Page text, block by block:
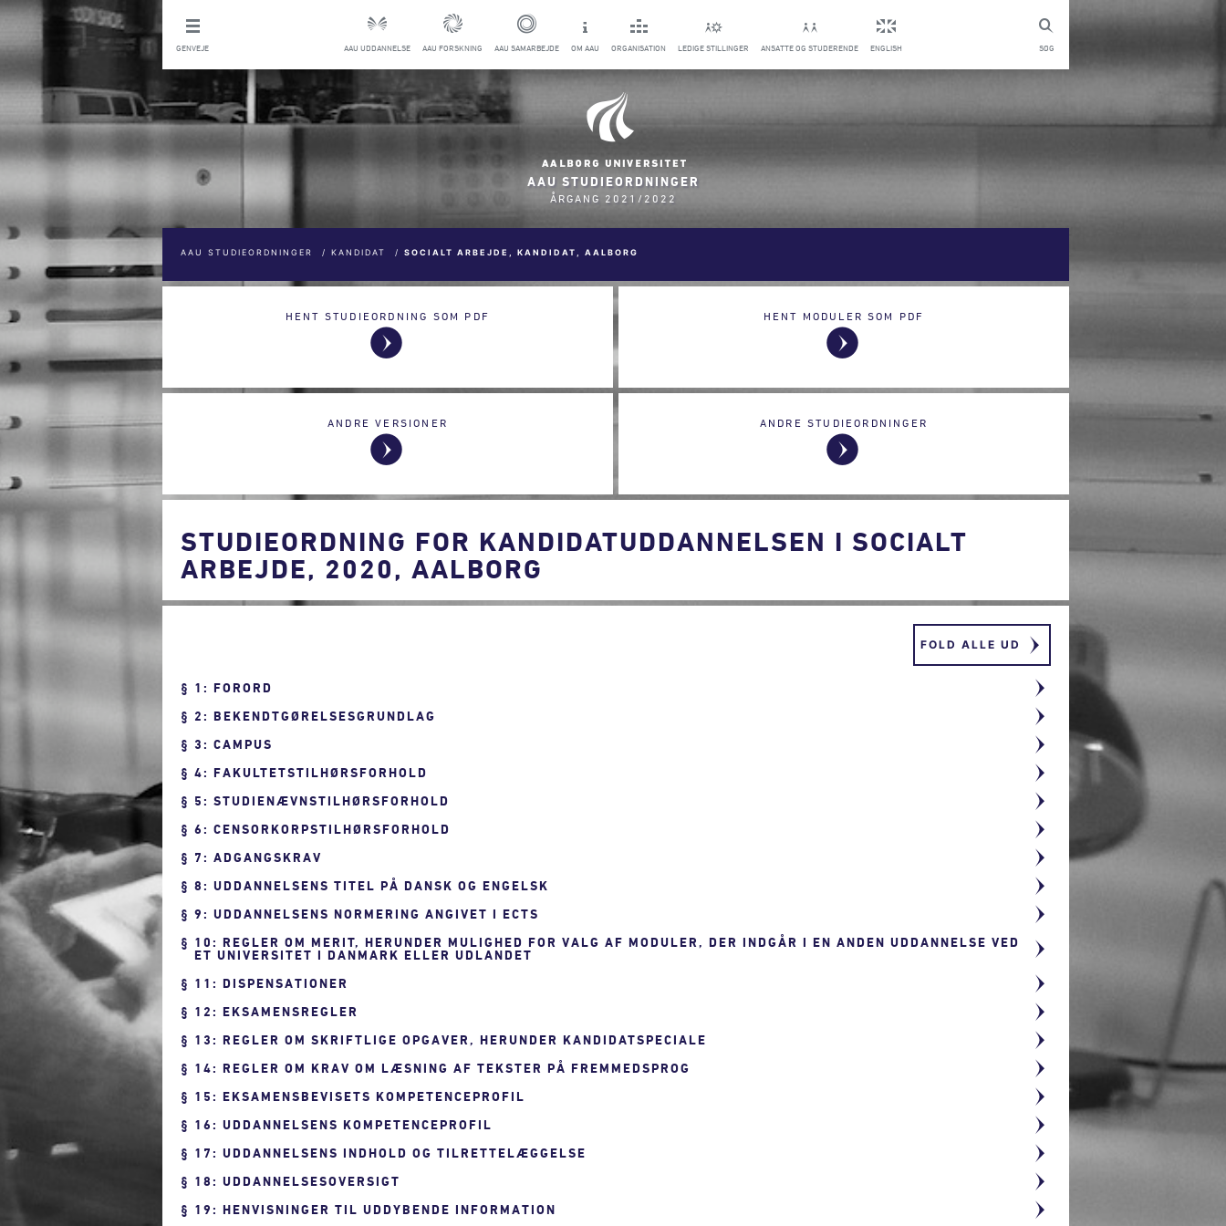
SØG
GENVEJE AAU UDDANNELSE AAU FORSKNING AAU SAMARBEJDE OM AAU ORGANISATION LEDIGE STILLINGER ANSATTE OG STUDERENDE ENGLISH
AAU STUDIEORDNINGER
ÅRGANG 2021/2022
AAU STUDIEORDNINGER / KANDIDAT / SOCIALT ARBEJDE, KANDIDAT, AALBORG
HENT STUDIEORDNING SOM PDF HENT MODULER SOM PDF
ANDRE VERSIONER ANDRE STUDIEORDNINGER
STUDIEORDNING FOR KANDIDATUDDANNELSEN I SOCIALT
ARBEJDE, 2020, AALBORG
FOLD ALLE UD
1: FORORD
2: BEKENDTGØRELSESGRUNDLAG
3: CAMPUS
4: FAKULTETSTILHØRSFORHOLD
5: STUDIENÆVNSTILHØRSFORHOLD
6: CENSORKORPSTILHØRSFORHOLD
7: ADGANGSKRAV
8: UDDANNELSENS TITEL PÅ DANSK OG ENGELSK
9: UDDANNELSENS NORMERING ANGIVET I ECTS
10: REGLER OM MERIT, HERUNDER MULIGHED FOR VALG AF MODULER, DER INDGÅR I EN ANDEN UDDANNELSE VED
ET UNIVERSITET I DANMARK ELLER UDLANDET
11: DISPENSATIONER
12: EKSAMENSREGLER
13: REGLER OM SKRIFTLIGE OPGAVER, HERUNDER KANDIDATSPECIALE
14: REGLER OM KRAV OM LÆSNING AF TEKSTER PÅ FREMMEDSPROG
15: EKSAMENSBEVISETS KOMPETENCEPROFIL
16: UDDANNELSENS KOMPETENCEPROFIL
17: UDDANNELSENS INDHOLD OG TILRETTELÆGGELSE
18: UDDANNELSESOVERSIGT
19: HENVISNINGER TIL UDDYBENDE INFORMATION